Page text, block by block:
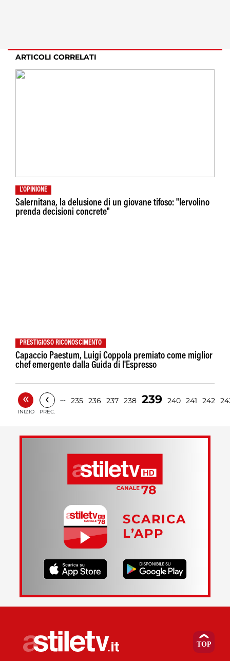
ARTICOLI CORRELATI
L'OPINIONE
Salernitana, la delusione di un giovane tifoso: "Iervolino
prenda decisioni concrete"
PRESTIGIOSO RICONOSCIMENTO
Capaccio Paestum, Luigi Coppola premiato come miglior
chef emergente dalla Guida di l'Espresso
«
INIZIO
‹
PREC.
… 235 236 237 238 239 240 241 242
SCARICA
L’APP